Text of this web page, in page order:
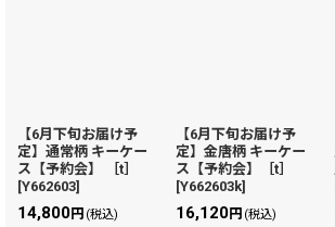
【6月下旬お届け予
定】通常柄 キーケー
ス【予約会】 ［t］
[Y662603]
14,800円 (税込)
【6月下旬お届け予
定】金唐柄 キーケー
ス【予約会】［t］
[Y662603k]
16,120円 (税込)